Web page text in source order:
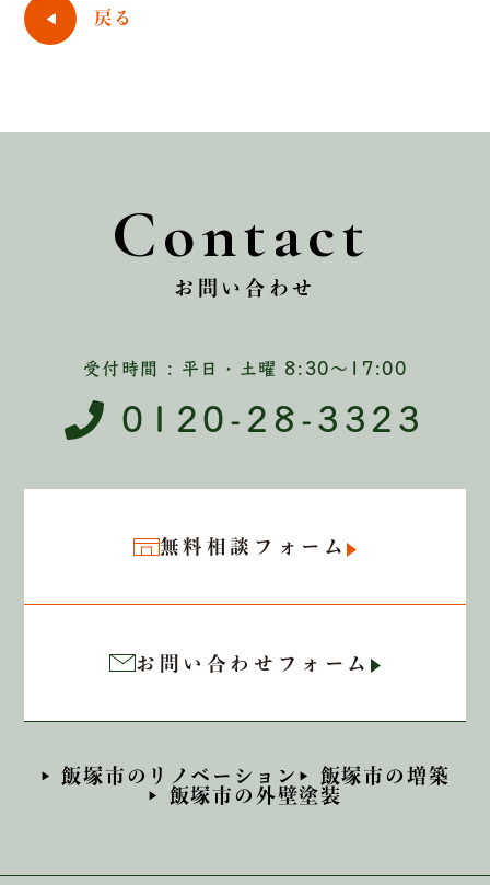
戻る
Contact
お問い合わせ
受付時間 : 平日・土曜 8:30〜17:00
0120-28-3323
無料相談フォーム
お問い合わせフォーム
飯塚市のリノベーション
飯塚市の増築
飯塚市の外壁塗装